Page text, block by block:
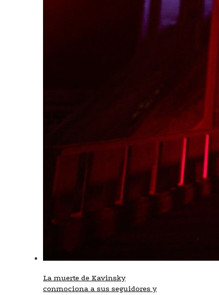
La muerte de Kavinsky
conmociona a sus seguidores y